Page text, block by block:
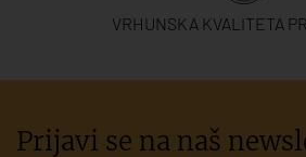
VRHUNSKA KVALITETA
Prijavi se na naš